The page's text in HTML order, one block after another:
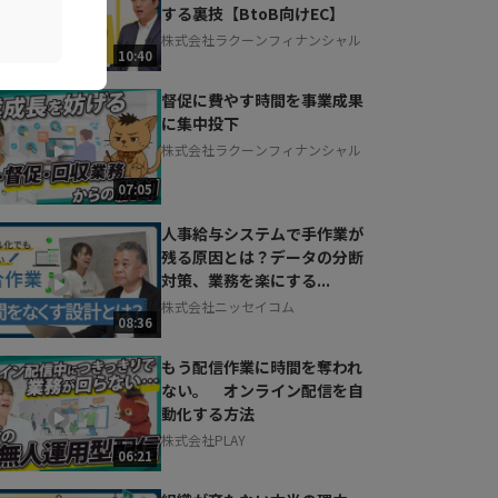
10:40
する裏技【BtoB向けEC】
株式会社ラクーンフィナンシャル
07:05
督促に費やす時間を事業成果
に集中投下
株式会社ラクーンフィナンシャル
08:36
人事給与システムで手作業が
残る原因とは？データの分断
対策、業務を楽にする...
株式会社ニッセイコム
06:21
もう配信作業に時間を奪われ
ない。 オンライン配信を自
動化する方法
株式会社PLAY